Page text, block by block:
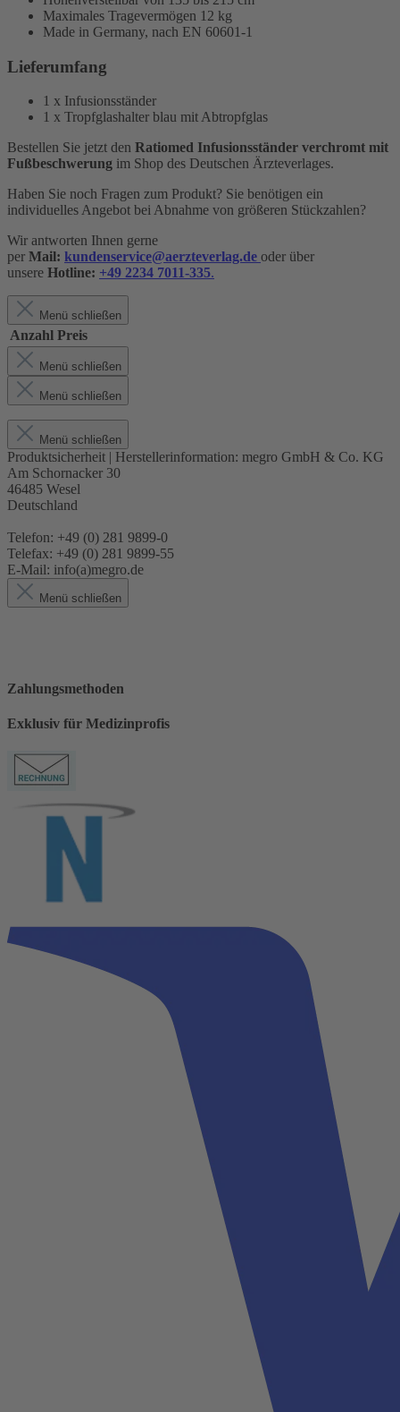
Maximales Tragevermögen 12 kg
Made in Germany, nach EN 60601-1
Lieferumfang
1 x Infusionsständer
1 x Tropfglashalter blau mit Abtropfglas
Bestellen Sie jetzt den Ratiomed Infusionsständer verchromt mit
Fußbeschwerung im Shop des Deutschen Ärzteverlages.
Haben Sie noch Fragen zum Produkt? Sie benötigen ein
individuelles Angebot bei Abnahme von größeren Stückzahlen?
Wir antworten Ihnen gerne
per Mail: kundenservice@aerzteverlag.de oder über
unsere Hotline: +49 2234 7011-335.
Menü schließen
Anzahl Preis
Menü schließen
Menü schließen
Menü schließen
Produktsicherheit | Herstellerinformation: megro GmbH & Co. KG
Am Schornacker 30
46485 Wesel
Deutschland
Telefon: +49 (0) 281 9899-0
Telefax: +49 (0) 281 9899-55
E-Mail: info(a)megro.de
Menü schließen
Zahlungsmethoden
Exklusiv für Medizinprofis